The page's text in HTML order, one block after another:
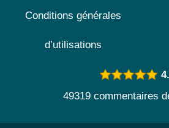
Conditions générales
d’utilisations
49319 commentaires